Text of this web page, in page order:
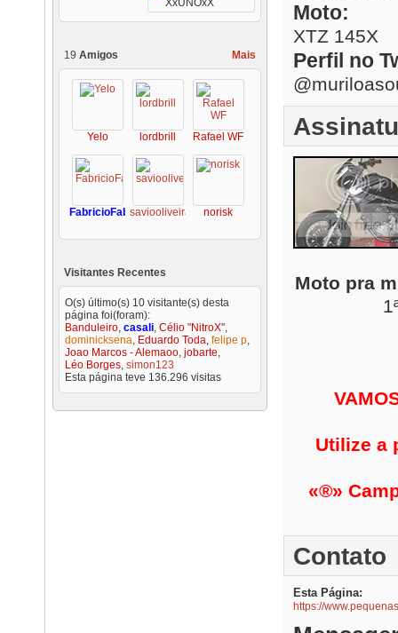
Mais
19 Amigos
Yelo lordbrill Rafael WF
FabricioFabulososaviooliveira norisk
Visitantes Recentes
O(s) último(s) 10 visitante(s) desta
página foi(foram):
Banduleiro, casali, Célio "NitroX",
dominicksena, Eduardo Toda, felipe p,
Joao Marcos - Alemaoo, jobarte,
Léo Borges, simon123
Esta página teve 136.296 visitas
Moto:
XTZ 145X
Perfil no
Moto pra
Utilize a
«®»
Contato
Esta Página
https://